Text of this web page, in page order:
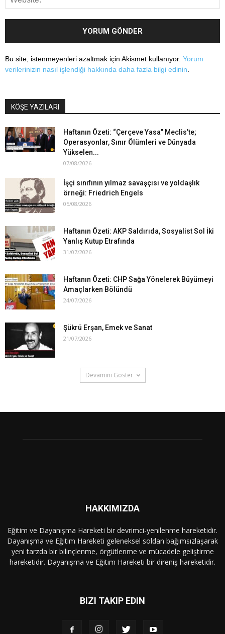
Bu site, istenmeyenleri azaltmak için Akismet kullanıyor. Yorum
verilerinizin nasıl işlendiği hakkında daha fazla bilgi edinin
KÖŞE YAZILARI
Haftanın Özeti: “Çerçeve Yasa” Meclis’te;
Operasyonlar, Sınır Ölümleri ve Dünyada
Yükselen...
07/08/2026
İşçi sınıfının yılmaz savaşçısı ve yoldaşlık
örneği: Friedrich Engels
05/08/2026
Haftanın Özeti: AKP Saldırıda, Sosyalist Sol İki
Yanlış Kutup Etrafında
31/07/2026
Haftanın Özeti: CHP Sağa Yönelerek Büyümeyi
Amaçlarken Bölündü
24/07/2026
Şükrü Erşan, Emek ve Sanat
21/07/2026
Devamını Göster
HAKKIMIZDA
Eğitim ve Dayanışma Hareketi bir devrimci-yenilenme hareketidir.
Dayanışma ve Eğitim Hareketi geleneksel soldan bağımsızlaşarak
yeni tarzda bir bilinçlenme, örgütlenme ve mücadele geliştirme
hareketidir. Dayanışma ve Eğitim Hareketi bir direniş hareketidir.
BIZI TAKIP EDIN